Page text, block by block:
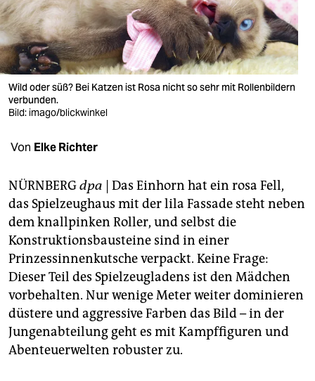
nord
wahrheit
verlag
verlag
shop
fragen & hilfe
unterstützen
abo
genossenschaft
epaper login
Wild oder süß? Bei Katzen ist Rosa nicht so sehr mit Rollenbildern
verbunden.
Bild: imago/blickwinkel
Von Elke Richter
NÜRNBERGdpa | Das Einhorn hat ein rosa Fell,
das Spielzeughaus mit der lila Fassade steht neben
dem knallpinken Roller, und selbst die
Konstruktionsbausteine sind in einer
Prinzessinnenkutsche verpackt. Keine Frage:
Dieser Teil des Spielzeugladens ist den Mädchen
vorbehalten. Nur wenige Meter weiter dominieren
düstere und aggressive Farben das Bild – in der
Jungenabteilung geht es mit Kampffiguren und
Abenteuerwelten robuster zu.